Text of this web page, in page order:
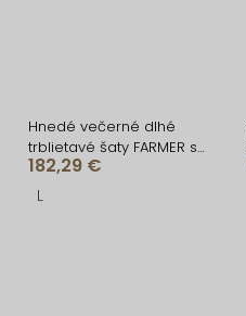
Hnedé večerné dlhé
trblietavé šaty FARMER s
kamienkami
182,29 €
L